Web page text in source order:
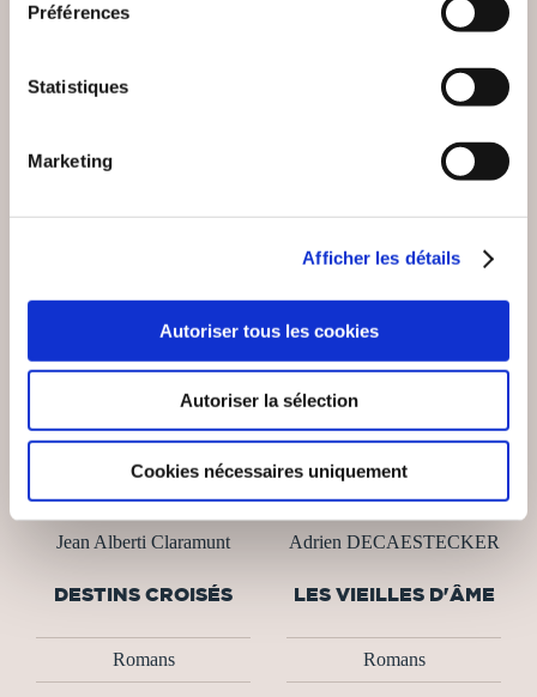
Préférences
Statistiques
Marketing
Afficher les détails
Autoriser tous les cookies
Autoriser la sélection
Cookies nécessaires uniquement
Romans
(0 avis)
Jean Alberti Claramunt
DESTINS CROISÉS
Romans
(0 avis)
Adrien DECAESTECKER
LES VIEILLES D'ÂME
Romans